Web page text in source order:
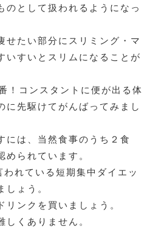
のとして扱われるようになっ
せたい部分にスリミング・マ
いすいとスリムになることが
！コンスタントに便が出る体
に先駆けてがんばってみまし
には、当然食事のうち２食
られています。
れている短期集中ダイエッ
しょう。
ンクを買いましょう。
くありません。